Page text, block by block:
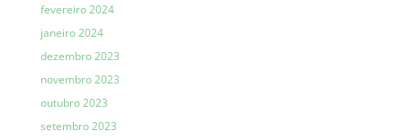
fevereiro 2024
janeiro 2024
dezembro 2023
novembro 2023
outubro 2023
setembro 2023